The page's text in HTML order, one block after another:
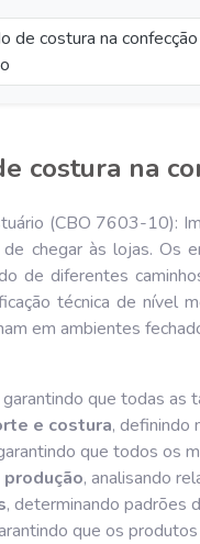
de costura na confecção
costura na
(CBO 7603-10):
chegar às lojas. Os
de diferentes
técnica de nível
em ambientes
garantindo que todas as
e costura, definindo
que todos os
, analisando
, determinando padrões
que os